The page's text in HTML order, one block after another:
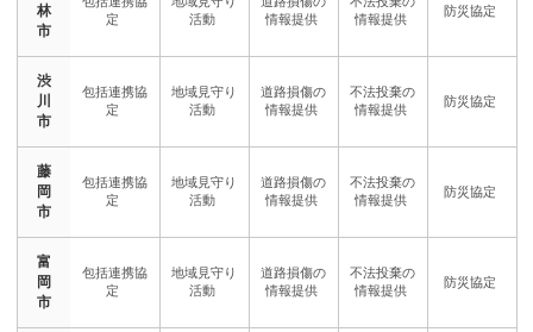
林
市
渋
川
市
藤
岡
市
富
岡
市